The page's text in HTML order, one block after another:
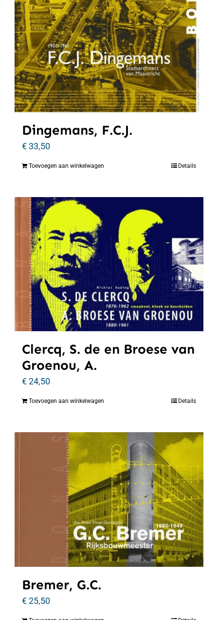
Dingemans, F.C.J.
€33,50
Toevoegen aan winkelwagen Details
Clercq, S. de en Broese van
Groenou, A.
€24,50
Toevoegen aan winkelwagen Details
Bremer, G.C.
€25,50